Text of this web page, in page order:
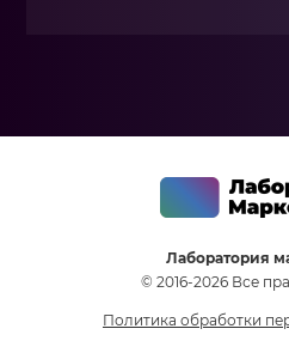
Лаборатория
© 2016-2026 Все
Политика обработки